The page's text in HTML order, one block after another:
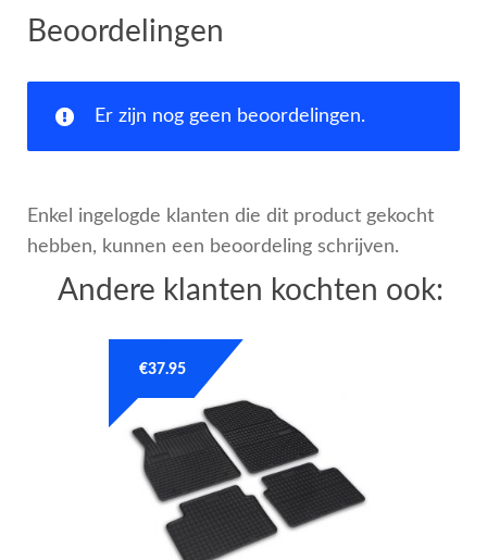
Beoordelingen
Er zijn nog geen beoordelingen.
Enkel ingelogde klanten die dit product gekocht
hebben, kunnen een beoordeling schrijven.
Andere klanten kochten ook:
€37.95